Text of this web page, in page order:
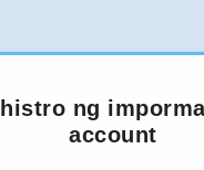
ng
account